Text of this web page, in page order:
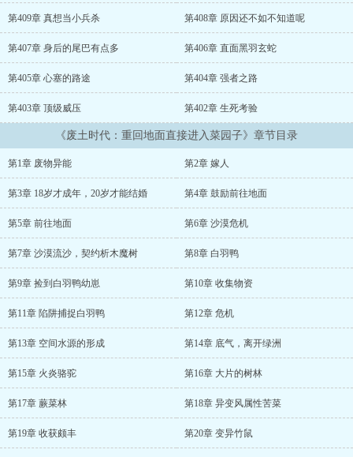
第409章 真想当小兵杀 第408章 原因还不如不知道呢
第407章 身后的尾巴有点多 第406章 直面黑羽玄蛇
第405章 心塞的路途 第404章 强者之路
第403章 顶级威压 第402章 生死考验
《废土时代：重回地面直接进入菜园子》章节目录
第1章 废物异能 第2章 嫁人
第3章 18岁才成年，20岁才能结婚 第4章 鼓励前往地面
第5章 前往地面 第6章 沙漠危机
第7章 沙漠流沙，契约析木魔树 第8章 白羽鸭
第9章 捡到白羽鸭幼崽 第10章 收集物资
第11章 陷阱捕捉白羽鸭 第12章 危机
第13章 空间水源的形成 第14章 底气，离开绿洲
第15章 火炎骆驼 第16章 大片的树林
第17章 蕨菜林 第18章 异变风属性苦菜
第19章 收获颇丰 第20章 变异竹鼠